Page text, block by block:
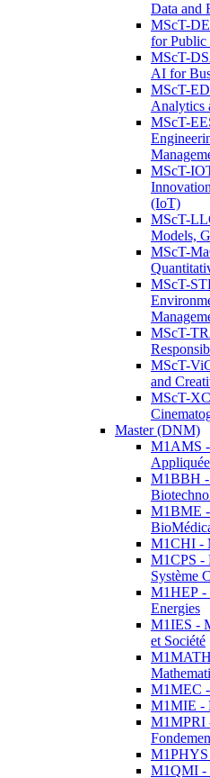
Data and
MScT-
for Public
MScT-
AI for
MScT-
Analytics
MScT-
MScT-
(IoT)
MScT-
Models,
MScT-
MScT-
MScT-
MScT-
and
MScT-
Master (DNM)
M1AMS
M1BBH
M1BME
M1CHI -
M1CPS -
Système
M1HEP -
Energies
M1IES -
et Société
M1MEC
M1MIE -
M1MPRI
M1PHYS
M1QMI -